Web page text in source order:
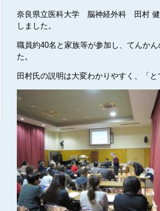
奈良県立医科大学 脳神経外科 田村 健
しました。
職員約40名と家族等が参加し、てんか
た。
田村氏の説明は大変わかりやすく、「